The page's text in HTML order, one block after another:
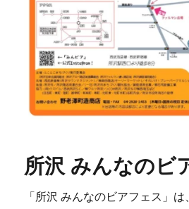
所沢 みんなのビ
「所沢 みんなのビアフェス」